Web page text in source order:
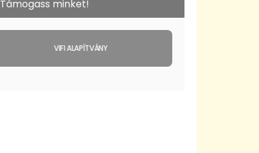
Támogass minket!
VIFI ALAPÍTVÁNY